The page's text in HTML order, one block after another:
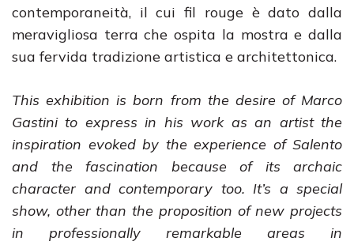
contemporaneità, il cui fil rouge è dato dalla
meravigliosa terra che ospita la mostra e dalla
sua fervida tradizione artistica e architettonica.
This exhibition is born from the desire of Marco
Gastini to express in his work as an artist the
inspiration evoked by the experience of Salento
and the fascination because of its archaic
character and contemporary too. It’s a special
show, other than the proposition of new projects
in professionally remarkable areas in